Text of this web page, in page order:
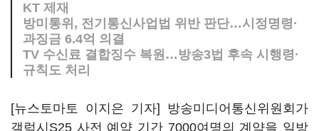
KT 제재
방미통위, 전기통신사업법 위반 판단…시정명령·
과징금 6.4억 의결
TV 수신료 결합징수 복원…방송3법 후속 시행령·
규칙도 처리
[뉴스토마토 이지은 기자] 방송미디어통신위원회가
갤럭시S25 사전 예약 기간 7000여명의 계약을 일방